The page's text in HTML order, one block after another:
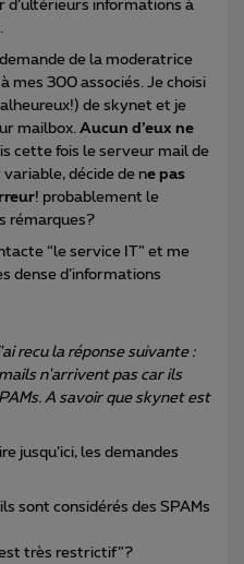
d’ultérieurs informations à
de la moderatrice
mes 300 associés. Je choisi
de skynet et je
mailbox. Aucun d’eux ne
cette fois le serveur mail de
décide de ne pas
! probablement le
rémarques?
“le service IT” et me
dense d’informations
recu la réponse suivante :
n'arrivent pas car ils
A savoir que skynet est
jusqu’ici, les demandes
sont considérés des SPAMs
très restrictif”?